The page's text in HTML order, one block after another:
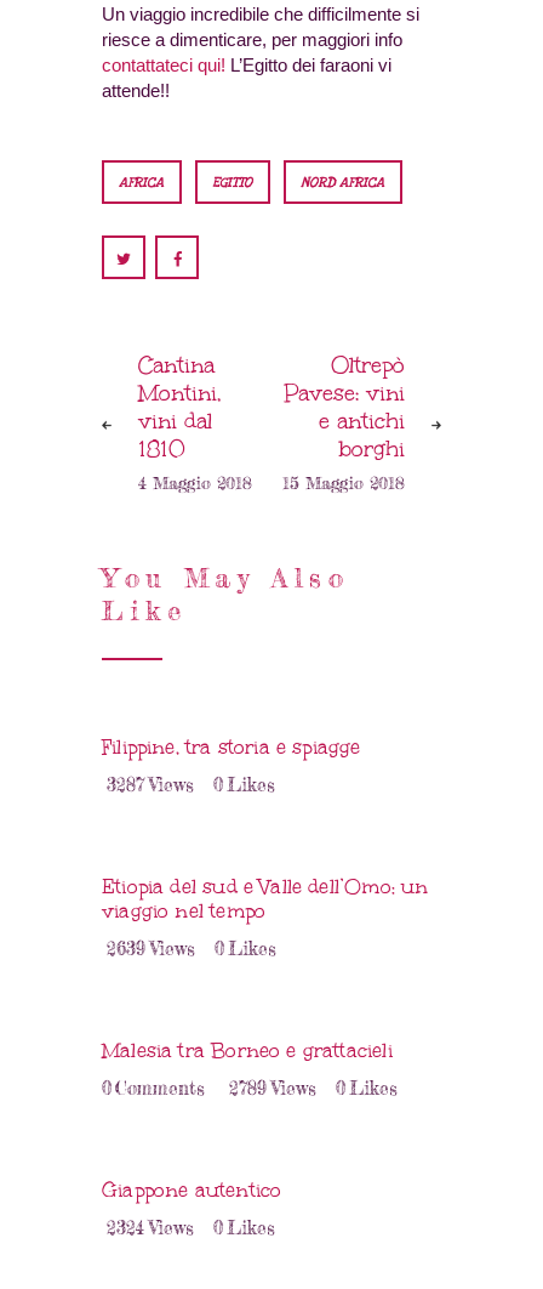
Un viaggio incredibile che difficilmente si
riesce a dimenticare, per maggiori info
contattateci qui! L’Egitto dei faraoni vi
attende!!
AFRICA EGITTO NORD AFRICA
Cantina
Montini,
vini dal
1810
4 Maggio 2018
Oltrepò
Pavese: vini
e antichi
borghi
15 Maggio 2018
You May Also
Like
Filippine, tra storia e spiagge
3287Views 0Likes
Etiopia del sud e Valle dell’Omo: un
viaggio nel tempo
2639Views 0Likes
Malesia tra Borneo e grattacieli
0Comments 2789Views 0Likes
Giappone autentico
2324Views 0Likes